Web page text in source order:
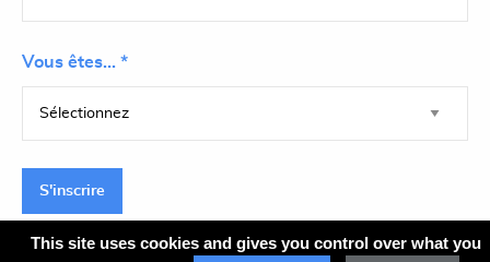
Vous êtes... *
S'inscrire
This site uses cookies and gives you control over what you